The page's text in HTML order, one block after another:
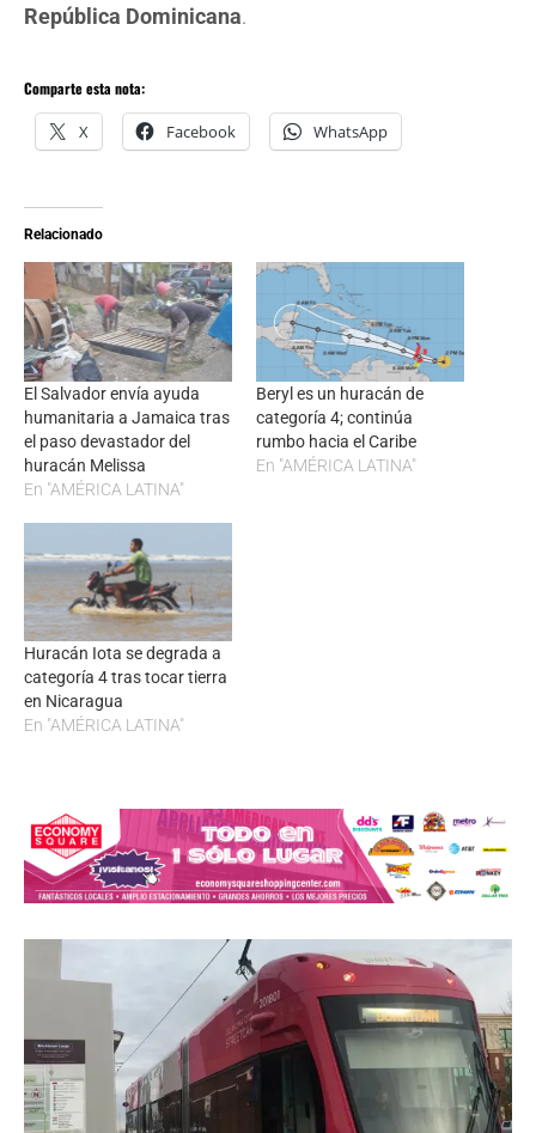
República Dominicana.
Comparte esta nota:
X Facebook WhatsApp
Relacionado
El Salvador envía ayuda
humanitaria a Jamaica tras
el paso devastador del
huracán Melissa
En "AMÉRICA LATINA"
Beryl es un huracán de
categoría 4; continúa
rumbo hacia el Caribe
En "AMÉRICA LATINA"
Huracán Iota se degrada a
categoría 4 tras tocar tierra
en Nicaragua
En "AMÉRICA LATINA"